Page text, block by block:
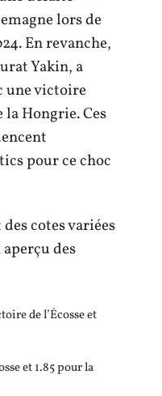
lors de
En revanche,
Yakin, a
une victoire
Hongrie. Ces
pour ce choc
cotes variées
des
de l’Écosse et
et 1.85 pour la